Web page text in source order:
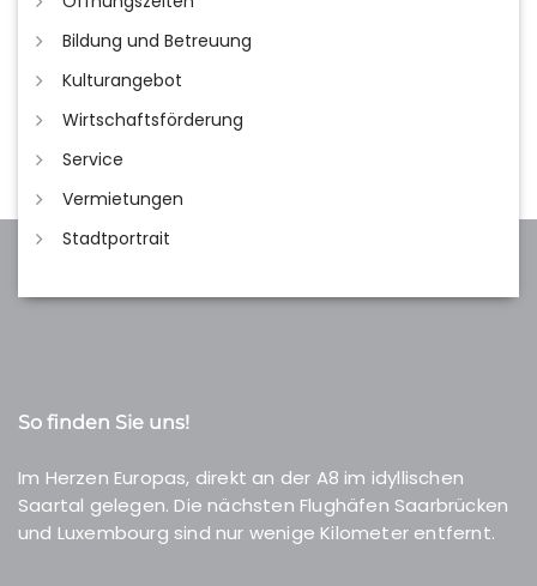
Bildung und Betreuung
Kulturangebot
Wirtschaftsförderung
Service
Vermietungen
Stadtportrait
So finden Sie uns!
Im Herzen Europas, direkt an der A8 im idyllischen
Saartal gelegen. Die nächsten Flughäfen Saarbrücken
und Luxembourg sind nur wenige Kilometer entfernt.